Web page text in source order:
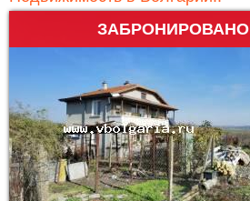
ЗАБРОНИРОВАНО